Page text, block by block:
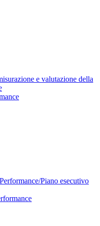
e valutazione della
Piano esecutivo